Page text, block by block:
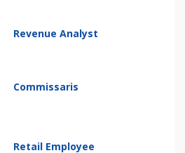
Revenue Analyst
Commissaris
Retail Employee